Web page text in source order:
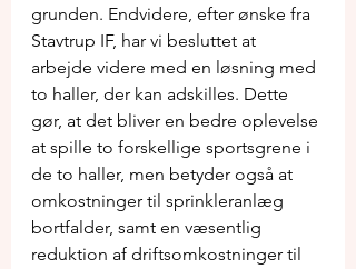
grunden. Endvidere, efter ønske fra
Stavtrup IF, har vi besluttet at
arbejde videre med en løsning med
to haller, der kan adskilles. Dette
gør, at det bliver en bedre oplevelse
at spille to forskellige sportsgrene i
de to haller, men betyder også at
omkostninger til sprinkleranlæg
bortfalder, samt en væsentlig
reduktion af driftsomkostninger til